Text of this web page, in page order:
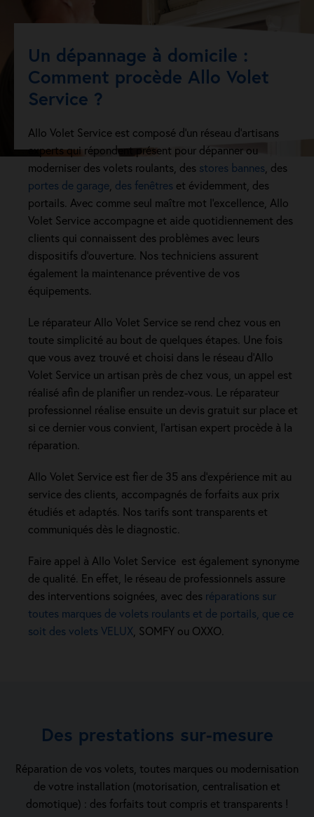
Un dépannage à domicile :
Comment procède Allo Volet
Service ?
Allo Volet Service est composé d’un réseau d’artisans
experts qui répondent présent pour dépanner ou
moderniser des volets roulants, des stores bannes , des
portes de garage des fenêtres et évidemment, des
portails. Avec comme seul maître mot l’excellence, Allo
Volet Service accompagne et aide quotidiennement des
clients qui connaissent des problèmes avec leurs
dispositifs d’ouverture. Nos techniciens assurent
également la maintenance préventive de vos
équipements.
Le réparateur Allo Volet Service se rend chez vous en
toute simplicité au bout de quelques étapes. Une fois
que vous avez trouvé et choisi dans le réseau d’Allo
Volet Service un artisan près de chez vous, un appel est
réalisé afin de planifier un rendez-vous. Le réparateur
professionnel réalise ensuite un devis gratuit sur place et
si ce dernier vous convient, l’artisan expert procède à la
réparation.
Allo Volet Service est fier de 35 ans d’expérience mit au
service des clients, accompagnés de forfaits aux prix
étudiés et adaptés. Nos tarifs sont transparents et
communiqués dès le diagnostic.
Faire appel à Allo Volet Service est également synonyme
de qualité. En effet, le réseau de professionnels assure
des interventions soignées, avec des réparations sur
toutes marques de volets roulants et de portails, que ce
soit des volets VELUX , SOMFY ou OXXO.
Des prestations sur-mesure
Réparation de vos volets, toutes marques ou modernisation
de votre installation (motorisation, centralisation et
domotique) : des forfaits tout compris et transparents !